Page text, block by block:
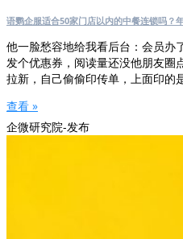
语鹦企服适合50家门店以内的中餐连锁吗？
他一脸愁容地给我看后台：会员办
发个优惠券，阅读量还没他朋友圈
拉新，自己偷偷印传单，上面印的
查看 »
企微研究院-发布